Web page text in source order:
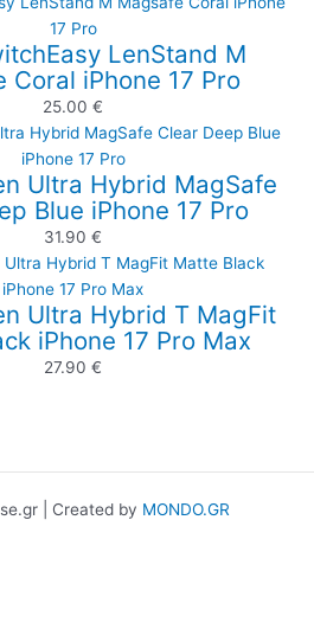
LenStand M
Coral iPhone 17 Pro
25.00€
Ultra Hybrid MagSafe
Blue iPhone 17 Pro
31.90€
Ultra Hybrid T MagFit
iPhone 17 Pro Max
27.90€
| Created by MONDO.GR